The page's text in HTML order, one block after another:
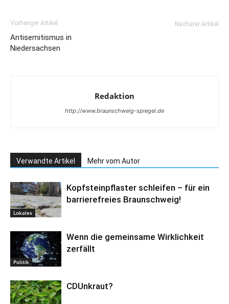
Vorheriger Artikel
Antisemitismus in
Niedersachsen
Nächster Artikel
Redaktion
http://www.braunschweig-spiegel.de
Verwandte Artikel Mehr vom Autor
Lokales
Kopfsteinpflaster schleifen – für ein
barrierefreies Braunschweig!
Politik
Wenn die gemeinsame Wirklichkeit
zerfällt
CDUnkraut?